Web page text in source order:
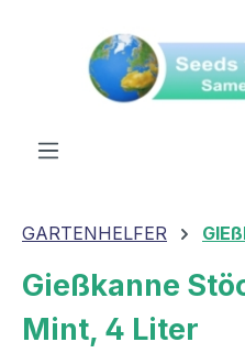
GARTENHELFER
Gießkanne
Mint, 4 Liter